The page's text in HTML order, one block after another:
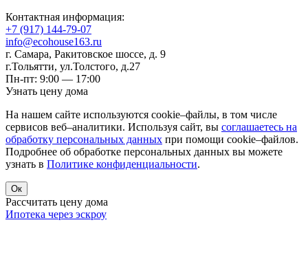
Контактная информация:
+7 (917) 144-79-07
info@ecohouse163.ru
г. Самара, Ракитовское шоссе, д. 9
г.Тольятти, ул.Толстого, д.27
Пн-пт: 9:00 — 17:00
Узнать цену дома
На нашем сайте используются cookie–файлы, в том числе
сервисов веб–аналитики. Используя сайт, вы соглашаетесь на
обработку персональных данных при помощи cookie–файлов.
Подробнее об обработке персональных данных вы можете
узнать в Политике конфиденциальности.
Ок
Рассчитать цену дома
Ипотека через эскроу